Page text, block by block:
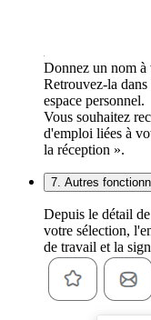
Donnez un nom à
Retrouvez-la
espace personnel.
Vous souhaitez
d'emploi liées à
la réception ».
7. Autres
Depuis le détail
votre sélection,
de travail et la